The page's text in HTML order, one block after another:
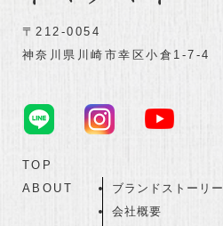
〒212-0054
神奈川県川崎市幸区小倉1-7-4
TOP
ABOUT
ブランドストーリー
会社概要